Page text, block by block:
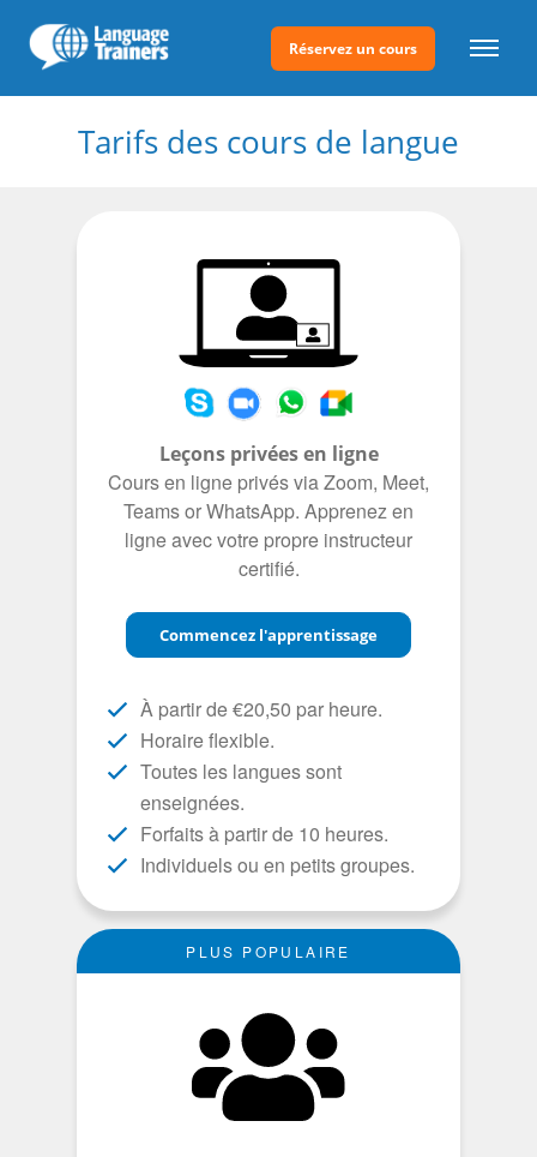
Réservez un cours
Tarifs des cours de langue
Leçons privées en ligne
Cours en ligne privés via Zoom, Meet,
Teams or WhatsApp. Apprenez en
ligne avec votre propre instructeur
certifié.
Commencez l'apprentissage
À partir de €20,50 par heure.
Horaire flexible.
Toutes les langues sont
enseignées.
Forfaits à partir de 10 heures.
Individuels ou en petits groupes.
PLUS POPULAIRE